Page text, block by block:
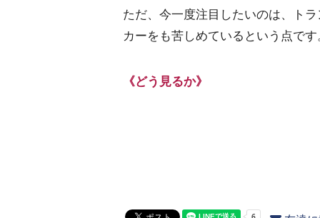
ただ、今一度注目したいのは、ト
カーをも苦しめているという点で
《どう見るか》